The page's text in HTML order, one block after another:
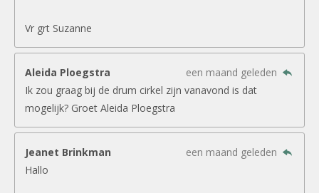
Vr grt Suzanne
Aleida Ploegstra
een maand geleden
Ik zou graag bij de drum cirkel zijn vanavond is dat
mogelijk? Groet Aleida Ploegstra
Jeanet Brinkman
een maand geleden
Hallo